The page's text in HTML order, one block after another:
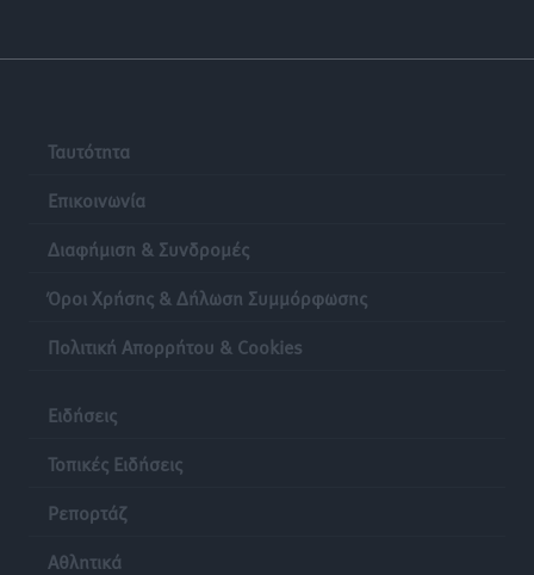
Ταυτότητα
Επικοινωνία
Διαφήμιση & Συνδρομές
Όροι Χρήσης & Δήλωση Συμμόρφωσης
Πολιτική Απορρήτου & Cookies
Ειδήσεις
Τοπικές Ειδήσεις
Ρεπορτάζ
Αθλητικά